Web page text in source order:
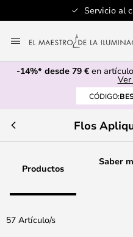
Servicio al
al
contenido
-14%* desde 79 €en
CÓDIGO:
Flos
Productos
Saber
57 Artículo/s